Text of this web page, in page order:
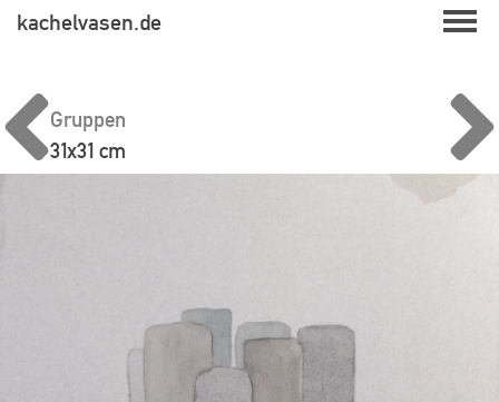
Skipkachelvasen.de
Gruppen
31x31 cm
Beitragsnavigation